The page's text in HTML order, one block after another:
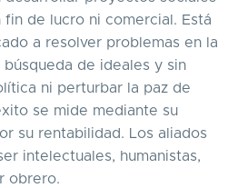
fin de lucro ni comercial. Está
a resolver problemas en la
de ideales y sin
ni perturbar la paz de
se mide mediante su
su rentabilidad. Los aliados
intelectuales, humanistas,
obrero.